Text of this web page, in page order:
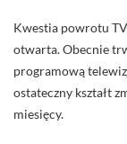
Kwestia powrotu
otwarta. Obecnie
programową
ostateczny kształt
miesięcy.